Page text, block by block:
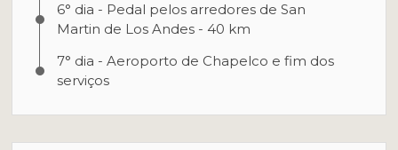
6° dia - Pedal pelos arredores de San
Martin de Los Andes - 40 km
7° dia - Aeroporto de Chapelco e fim dos
serviços